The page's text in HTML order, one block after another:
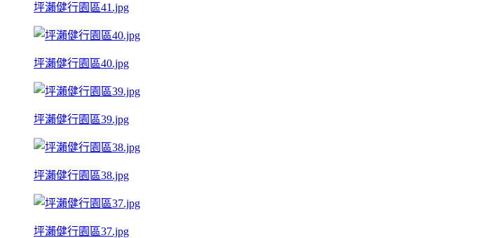
坪瀨健行園區41.jpg
坪瀨健行園區40.jpg
坪瀨健行園區39.jpg
坪瀨健行園區38.jpg
坪瀨健行園區37.jpg